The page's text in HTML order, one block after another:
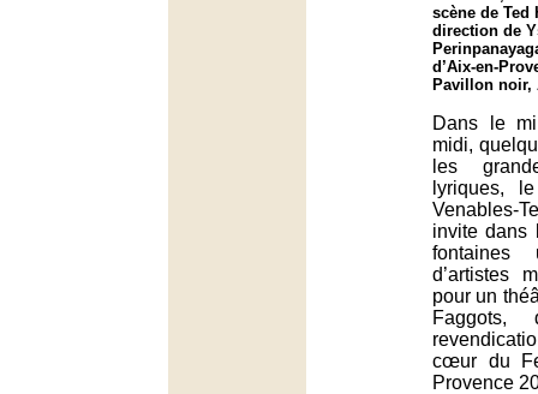
scène de Ted
direction de
d’Aix-en-
Pavillon noir,
Dans le
midi,
les
lyriques,
invite dans
fontaines
d’artistes
pour un
cœur du
Provence